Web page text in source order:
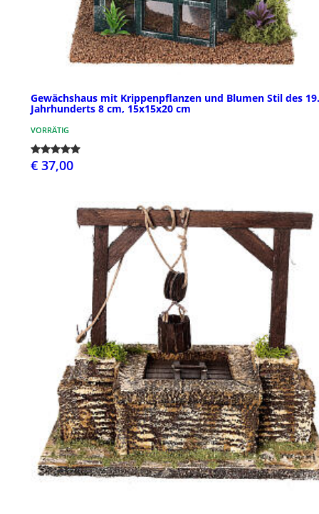
Gewächshaus mit Krippenpflanzen und Blumen Stil des 19.
Jahrhunderts 8 cm, 15x15x20 cm
VORRÄTIG
€ 37,00